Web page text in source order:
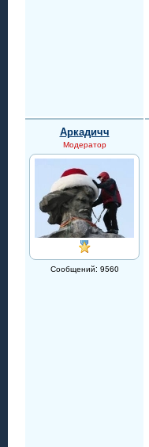
Аркадичч
Модератор
Сообщений: 9560